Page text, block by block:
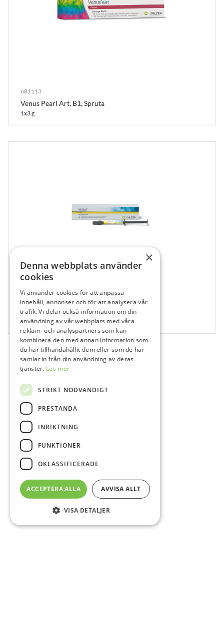
681113
Venus Pearl Art, B1, Spruta
1x3 g
680979
Venus Flow, Baseliner, Spruta
1x1,8 g
×
Denna webbplats använder
cookies
Vi använder cookies för att anpassa
innehåll, annonser och för att analysera vår
trafik. Vi delar också information om din
användning av vår webbplats med våra
reklam- och analyspartners som kan
kombinera den med annan information som
du har tillhandahållit dem eller som de har
samlat in från din användning av deras
tjänster. Läs mer
STRIKT NÖDVÄNDIGT
PRESTANDA
INRIKTNING
FUNKTIONER
OKLASSIFICERADE
ACCEPTERA ALLA AVVISA ALLT
VISA DETALJER